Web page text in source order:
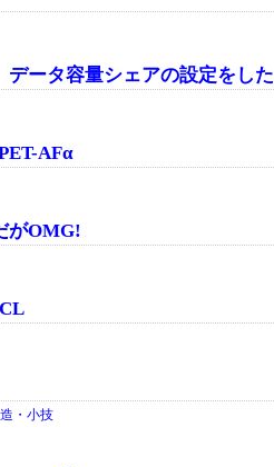
ータ容量シェアの設定をした
AFα
がOMG!
・小技